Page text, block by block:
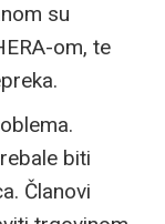
su
om, te
biti
Članovi